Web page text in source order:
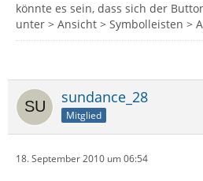
könnte es sein, dass sich der
unter > Ansicht > Symbolleisten >
sundance_28
Mitglied
18. September 2010 um 06:54